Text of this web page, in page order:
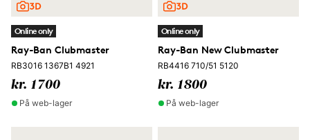
Online only
Ray-Ban Clubmaster
RB3016 1367B1 4921
kr. 1700
På web-lager
Online only
Ray-Ban New Clubmaster
RB4416 710/51 5120
kr. 1800
På web-lager